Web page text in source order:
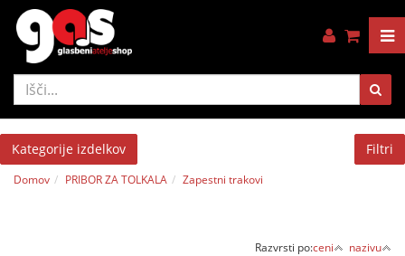
Kategorije izdelkov Filtri
Domov PRIBOR ZA TOLKALA Zapestni trakovi
Razvrsti po:ceni nazivu